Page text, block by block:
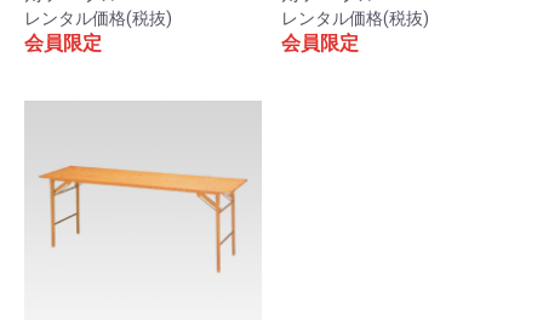
レンタル価格(税抜)
会員限定
レンタル価格(税抜)
会員限定